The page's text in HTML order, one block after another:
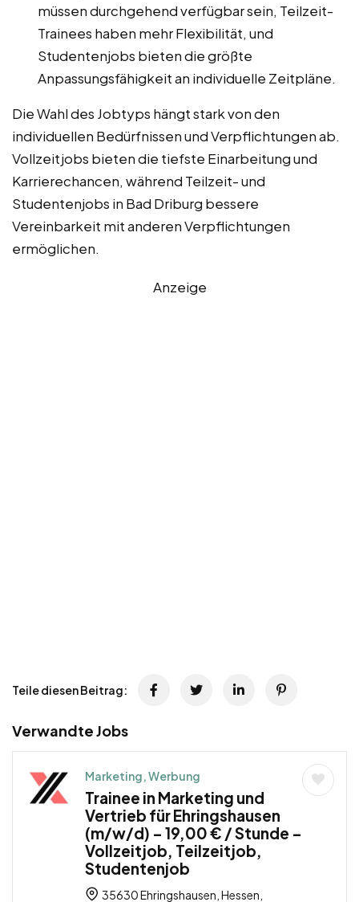
müssen durchgehend verfügbar sein, Teilzeit-
Trainees haben mehr Flexibilität, und
Studentenjobs bieten die größte
Anpassungsfähigkeit an individuelle Zeitpläne.
Die Wahl des Jobtyps hängt stark von den
individuellen Bedürfnissen und Verpflichtungen ab.
Vollzeitjobs bieten die tiefste Einarbeitung und
Karrierechancen, während Teilzeit- und
Studentenjobs in Bad Driburg bessere
Vereinbarkeit mit anderen Verpflichtungen
ermöglichen.
Anzeige
Teile diesen Beitrag:
Verwandte Jobs
Marketing, Werbung
Trainee in Marketing und
Vertrieb für Ehringshausen
(m/w/d) – 19,00 € / Stunde –
Vollzeitjob, Teilzeitjob,
Studentenjob
35630 Ehringshausen, Hessen,